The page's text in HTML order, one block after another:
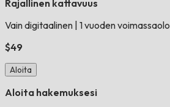
Rajallinen kattavuus
Vain digitaalinen 1 vuoden voimassaolo
$49
Aloita
Aloita hakemuksesi